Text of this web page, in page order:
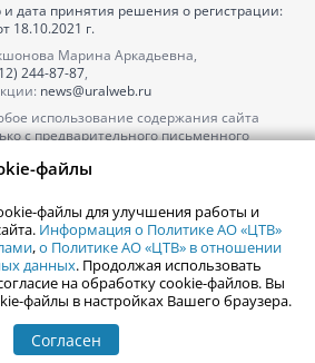
дата принятия решения о регистрации:
18.10.2021 г.
Марина Аркадьевна,
244-87-87,
news@uralweb.ru
использование содержания сайта
с предварительного письменного
рекламы обращайтесь по тел.
информации в разделе «Афиша»
на использование сайта
обработки персональных данных
файлы
файлы для улучшения работы и
Информация о Политике АО «ЦТВ»
,о Политике АО «ЦТВ» в отношении
данных. Продолжая использовать
на обработку cookie-файлов. Вы
файлы в настройках Вашего браузера.
Согласен